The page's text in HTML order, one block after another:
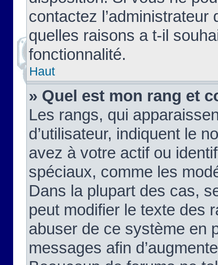
contactez
quelles raisons a t-il
fonctionnalité.
Haut
» Quel est mon rang et
Les rangs, qui
d’utilisateur, indiquent le
avez à votre actif ou
spéciaux, comme les
Dans la plupart des cas,
peut modifier le texte des
abuser de ce système en
messages afin